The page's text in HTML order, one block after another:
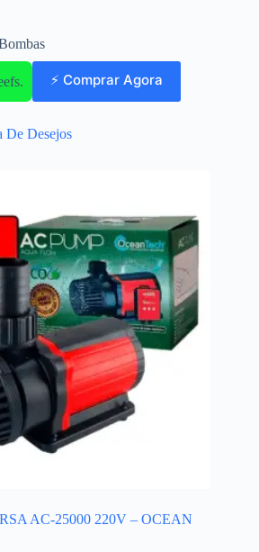
⚡ Comprar Agora
De Desejos
AC-25000 220V – OCEAN